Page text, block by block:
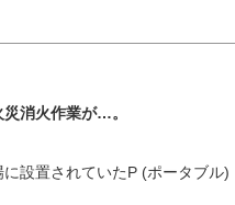
消火作業が…。
設置されていたP (ポータブル)